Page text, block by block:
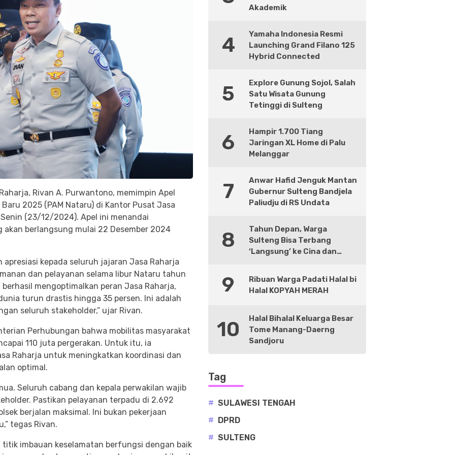
Rivan A. Purwantono, memimpin Apel
2025 (PAM Nataru) di Kantor Pusat Jasa
(23/12/2024). Apel ini menandai
berlangsung mulai 22 Desember 2024
apresiasi kepada seluruh jajaran Jasa Raharja
dan pelayanan selama libur Nataru tahun
mengoptimalkan peran Jasa Raharja,
turun drastis hingga 35 persen. Ini adalah
seluruh stakeholder,” ujar Rivan.
Perhubungan bahwa mobilitas masyarakat
110 juta pergerakan. Untuk itu, ia
Raharja untuk meningkatkan koordinasi dan
optimal.
Seluruh cabang dan kepala perwakilan wajib
Pastikan pelayanan terpadu di 2.692
berjalan maksimal. Ini bukan pekerjaan
tegas Rivan.
titik imbauan keselamatan berfungsi dengan baik
Akademik
4
Yamaha Indonesia Resmi
Launching Grand Filano 125
Hybrid Connected
5
Explore Gunung Sojol, Salah
Satu Wisata Gunung
Tetinggi di Sulteng
6
Hampir 1.700 Tiang
Jaringan XL Home di Palu
Melanggar
7
Anwar Hafid Jenguk Mantan
Gubernur Sulteng Bandjela
Paliudju di RS Undata
8
Tahun Depan, Warga
Sulteng Bisa Terbang
‘Langsung’ ke Cina dan
9
Ribuan Warga Padati Halal bi
Halal KOPYAH MERAH
10
Halal Bihalal Keluarga Besar
Tome Manang-Daerng
Sandjoru
Tag
# SULAWESI TENGAH
# DPRD
# SULTENG